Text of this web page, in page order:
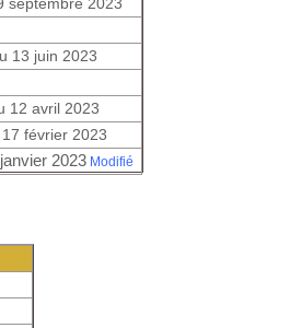
13 juin 2023
12 avril 2023
février 2023
2023 Modifié